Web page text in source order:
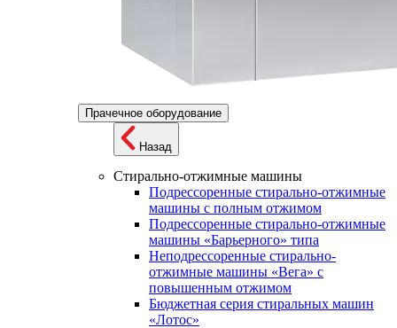
Прачечное оборудование
Назад
Стирально-отжимные машины
Подрессоренные стирально-отжимные
машины с полным отжимом
Подрессоренные стирально-отжимные
машины «Барьерного» типа
Неподрессоренные стирально-
отжимные машины «Вега» с
повышенным отжимом
Бюджетная серия стиральных машин
«Лотос»